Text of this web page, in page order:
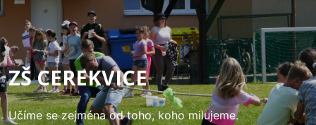
ZŠ CEREKVICE
Učíme se zejména od toho, koho milujeme.